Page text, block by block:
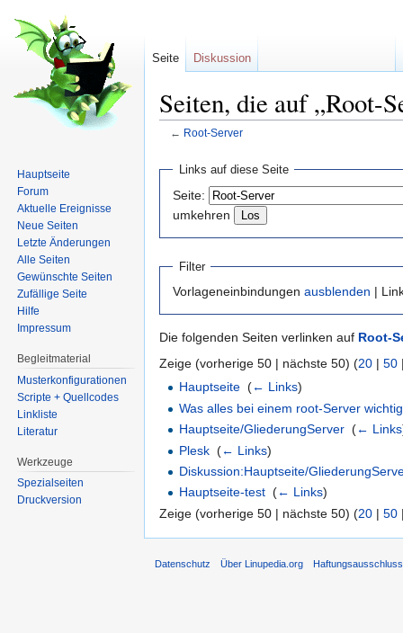
Seiten, die auf „Root-
← Root-Server
Links auf diese Seite
Seite:
umkehren
Filter
Vorlageneinbindungen ausblenden |
Die folgenden Seiten verlinken auf Root-
Zeige (vorherige 50 | nächste 50) (20 | 50
Hauptseite ‎(← Links)
Was alles bei einem root-Server
Hauptseite/GliederungServer ‎(← Links
Plesk ‎(← Links)
Diskussion:Hauptseite/
Hauptseite-test ‎(← Links)
Zeige (vorherige 50 | nächste 50) (20 | 50
Seite Diskussion
Hauptseite
Forum
Aktuelle Ereignisse
Neue Seiten
Letzte Änderungen
Alle Seiten
Gewünschte Seiten
Zufällige Seite
Hilfe
Impressum
Begleitmaterial
Musterkonfigurationen
Scripte + Quellcodes
Linkliste
Literatur
Werkzeuge
Spezialseiten
Druckversion
Datenschutz Über Linupedia.org Haftungsausschluss